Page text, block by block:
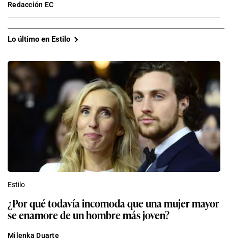
Redacción EC
Lo último en Estilo
Estilo
¿Por qué todavía incomoda que una mujer mayor
se enamore de un hombre más joven?
Milenka Duarte